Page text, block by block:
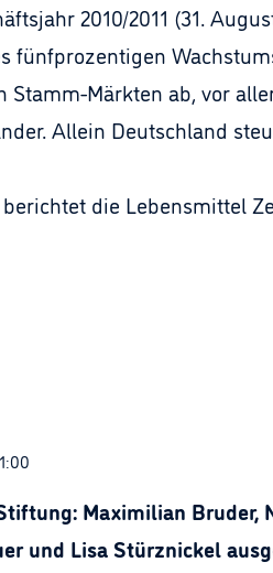
2010/2011 (31.
fünfprozentigen
Märkten ab, vor
Allein Deutschland
die Lebensmittel
Maximilian Bruder,
und Lisa Stürznickel